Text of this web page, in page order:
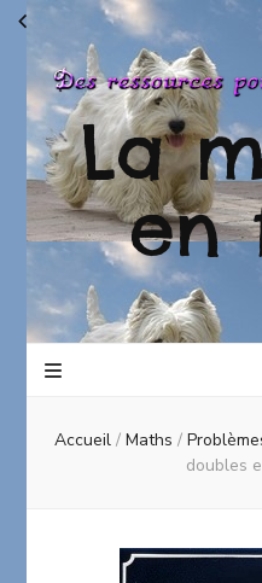
La
en
Accueil / Maths /
doubles